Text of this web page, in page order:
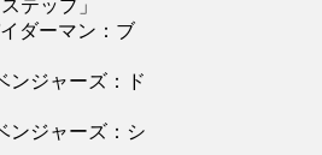
テップ」
ダーマン：ブ
ジャーズ：ド
ンジャーズ：シ